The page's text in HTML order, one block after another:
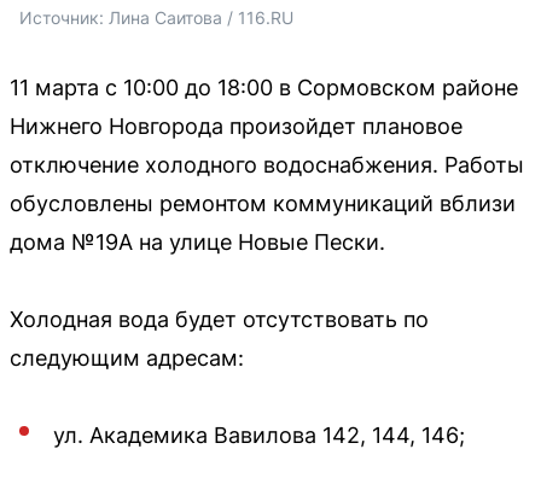
Источник: Лина Саитова / 116.RU
11 марта с 10:00 до 18:00 в Сормовском районе
Нижнего Новгорода произойдет плановое
отключение холодного водоснабжения. Работы
обусловлены ремонтом коммуникаций вблизи
дома №19А на улице Новые Пески.
Холодная вода будет отсутствовать по
следующим адресам:
ул. Академика Вавилова 142, 144, 146;